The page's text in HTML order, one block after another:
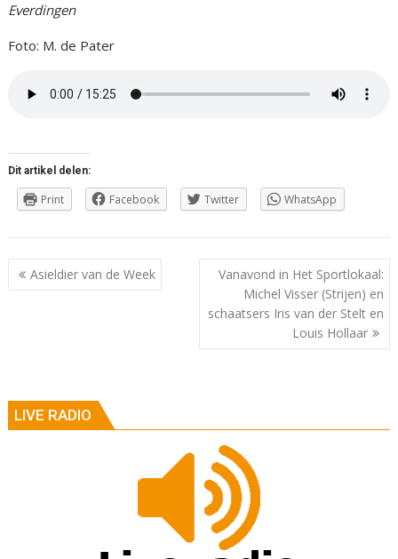
Everdingen
Foto: M. de Pater
Dit artikel delen:
Print Facebook Twitter WhatsApp
Berichtnavigatie
Asieldier van de Week
Vanavond in Het Sportlokaal:
Michel Visser (Strijen) en
schaatsers Iris van der Stelt en
Louis Hollaar
LIVE RADIO